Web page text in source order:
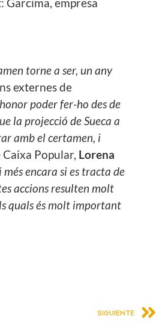
torne a ser, un any
externes de
honor poder fer-ho des de
la projecció de Sueca a
amb el certamen, i
Caixa Popular, Lorena
encara si es tracta de
accions resulten molt
quals és molt important
SIGUIENTE